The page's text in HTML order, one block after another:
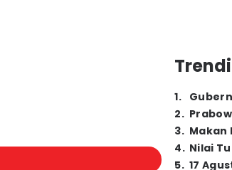
1.
2.
3. Makan
4. Nilai
5. 17